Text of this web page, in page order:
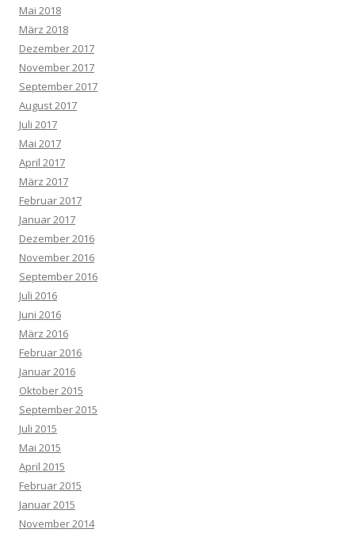
Mai 2018
März 2018
Dezember 2017
November 2017
September 2017
August 2017
Juli 2017
Mai 2017
April 2017
März 2017
Februar 2017
Januar 2017
Dezember 2016
November 2016
September 2016
Juli 2016
Juni 2016
März 2016
Februar 2016
Januar 2016
Oktober 2015
September 2015
Juli 2015
Mai 2015
April 2015
Februar 2015
Januar 2015
November 2014